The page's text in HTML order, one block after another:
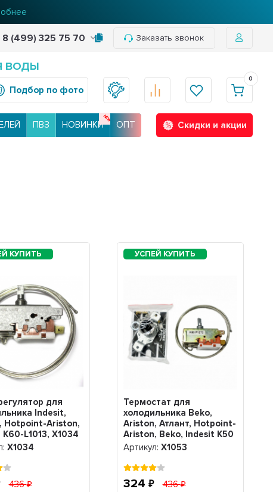
8 (499) 325 75 70 Заказать звонок
ВОДЫ
Подбор по фото
0
ПВЗ НОВИНКИ ОПТ
Скидки и акции
для
Indesit,
Hotpoint-Ariston,
L1013, Х1034
Х1034
436
Термостат для
холодильника Beko,
Ariston, Атлант, Hotpoint-
Ariston, Beko, Indesit K50
P1272, Х1053
Артикул: Х1053
324 436